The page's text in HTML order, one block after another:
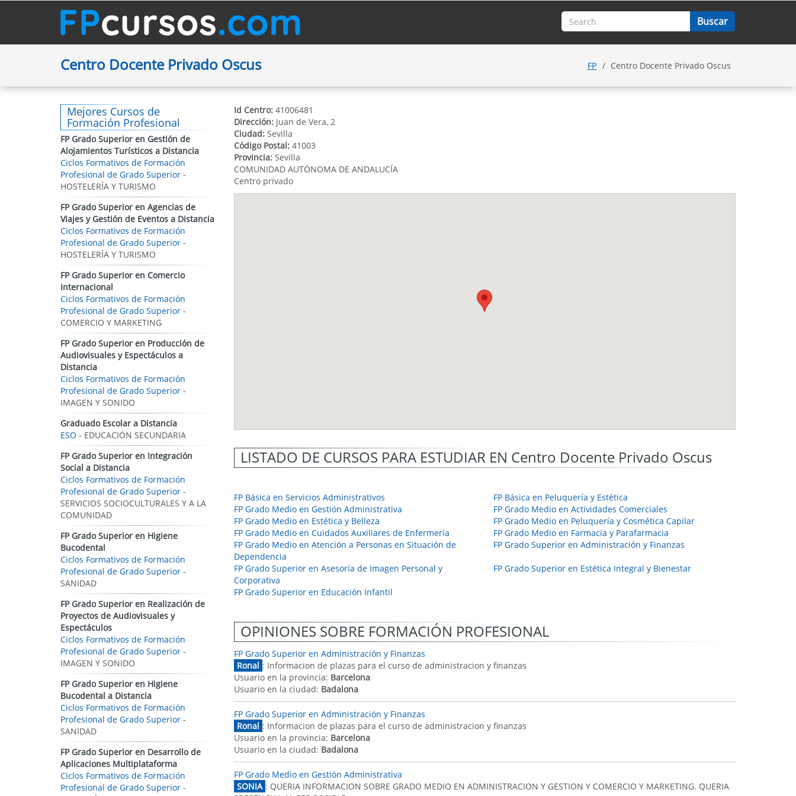
Centro Docente Privado Oscus FP Centro Docente Privado Oscus
Id Centro:41006481
Dirección:Juan de Vera, 2
Ciudad:Sevilla
Código Postal:41003
Provincia:Sevilla
COMUNIDAD AUTÓNOMA DE ANDALUCÍA
Centro privado
LISTADO DE CURSOS PARA ESTUDIAR EN Centro Docente Privado Oscus
FP Básica en Servicios Administrativos
FP Básica en Peluquería y Estética
FP Grado Medio en Gestión Administrativa
FP Grado Medio en Actividades Comerciales
FP Grado Medio en Estética y Belleza
FP Grado Medio en Peluquería y Cosmética Capilar
FP Grado Medio en Cuidados Auxiliares de Enfermería
FP Grado Medio en Farmacia y Parafarmacia
FP Grado Medio en Atención a Personas en Situación de
Dependencia
FP Grado Superior en Administración y Finanzas
FP Grado Superior en Asesoría de Imagen Personal y
Corporativa
FP Grado Superior en Estética Integral y Bienestar
FP Grado Superior en Educación Infantil
OPINIONES SOBRE FORMACIÓN PROFESIONAL
FP Grado Superior en Administración y Finanzas
Ronal : Informacion de plazas para el curso de administracion y finanzas
Usuario en la provincia: Barcelona
Usuario en la ciudad: Badalona
FP Grado Superior en Administración y Finanzas
Ronal : Informacion de plazas para el curso de administracion y finanzas
Usuario en la provincia: Barcelona
Usuario en la ciudad: Badalona
FP Grado Medio en Gestión Administrativa
SONIA : QUERIA INFORMACION SOBRE GRADO MEDIO EN ADMINISTRACION Y GESTION Y COMERCIO Y MARKETING. QUERIA
Mejores Cursos de
Formación Profesional
FP Grado Superior en Gestión de
Alojamientos Turísticos a Distancia
Ciclos Formativos de Formación
Profesional de Grado Superior -
HOSTELERÍA Y TURISMO
FP Grado Superior en Agencias de
Viajes y Gestión de Eventos a Distancia
Ciclos Formativos de Formación
Profesional de Grado Superior -
HOSTELERÍA Y TURISMO
FP Grado Superior en Comercio
Internacional
Ciclos Formativos de Formación
Profesional de Grado Superior -
COMERCIO Y MARKETING
FP Grado Superior en Producción de
Audiovisuales y Espectáculos a
Distancia
Ciclos Formativos de Formación
Profesional de Grado Superior -
IMAGEN Y SONIDO
Graduado Escolar a Distancia
ESO - EDUCACIÓN SECUNDARIA
FP Grado Superior en Integración
Social a Distancia
Ciclos Formativos de Formación
Profesional de Grado Superior -
SERVICIOS SOCIOCULTURALES Y A LA
COMUNIDAD
FP Grado Superior en Higiene
Bucodental
Ciclos Formativos de Formación
Profesional de Grado Superior -
SANIDAD
FP Grado Superior en Realización de
Proyectos de Audiovisuales y
Espectáculos
Ciclos Formativos de Formación
Profesional de Grado Superior -
IMAGEN Y SONIDO
FP Grado Superior en Higiene
Bucodental a Distancia
Ciclos Formativos de Formación
Profesional de Grado Superior -
SANIDAD
FP Grado Superior en Desarrollo de
Aplicaciones Multiplataforma
Ciclos Formativos de Formación
Profesional de Grado Superior -